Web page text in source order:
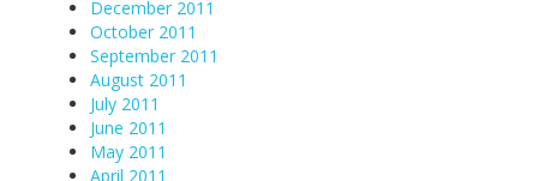
December 2011
October 2011
September 2011
August 2011
July 2011
June 2011
May 2011
April 2011